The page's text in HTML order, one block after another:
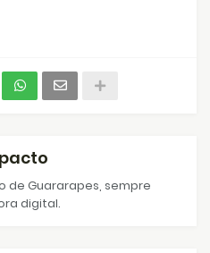
de Guararapes, sempre
digital.